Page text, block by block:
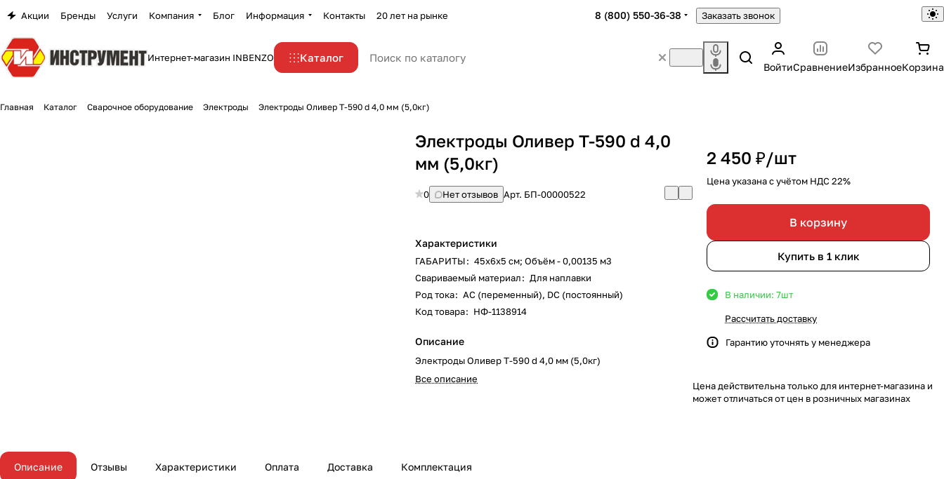
Акции Бренды Услуги Компания Блог Информация Контакты 20 лет на рынке 8 (800) 550-36-38 Заказать звонок
Интернет-магазин INBENZO Каталог
ВойтиСравнениеИзбранноеКорзина
Главная Каталог Сварочное оборудование Электроды Электроды Оливер Т-590 d 4,0 мм (5,0кг)
Электроды Оливер Т-590 d 4,0
мм (5,0кг)
0 Нет отзывов Арт. БП-00000522
Характеристики
ГАБАРИТЫ: 45х6х5 см; Объём - 0,00135 м3
Свариваемый материал: Для наплавки
Род тока: AC (переменный), DC (постоянный)
Код товара: НФ-1138914
Описание
Электроды Оливер Т-590 d 4,0 мм (5,0кг)
Все описание
2 450 ₽/шт
Цена указана с учётом НДС 22%
В корзину
Купить в 1 клик
В наличии: 7шт
Рассчитать доставку
Гарантию уточнять у менеджера
Цена действительна только для интернет-магазина и
может отличаться от цен в розничных магазинах
Описание Отзывы Характеристики Оплата Доставка Комплектация